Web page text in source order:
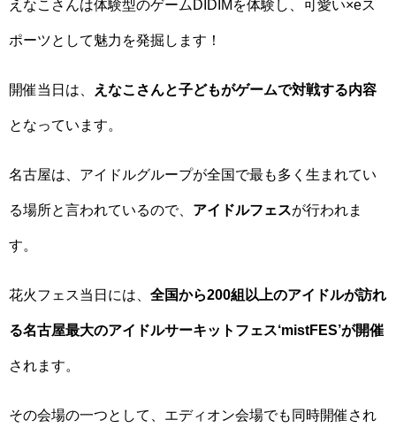
えなこさんは体験型のゲームDIDIMを体験し、可愛い×eス
ポーツとして魅力を発掘します！
開催当日は、 えなこさんと子どもがゲームで対戦する内容
となっています。
名古屋は、アイドルグループが全国で最も多く生まれてい
る場所と言われているので、 アイドルフェスが行われま
す。
花火フェス当日には、 全国から200組以上のアイドルが訪れ
る名古屋最大のアイドルサーキットフェス‘mistFES’が開催
されます。
その会場の一つとして、エディオン会場でも同時開催され